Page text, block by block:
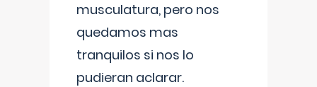
musculatura, pero nos
quedamos mas
tranquilos si nos lo
pudieran aclarar.